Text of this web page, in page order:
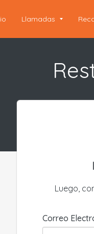
Llamadas
Luego,
Correo